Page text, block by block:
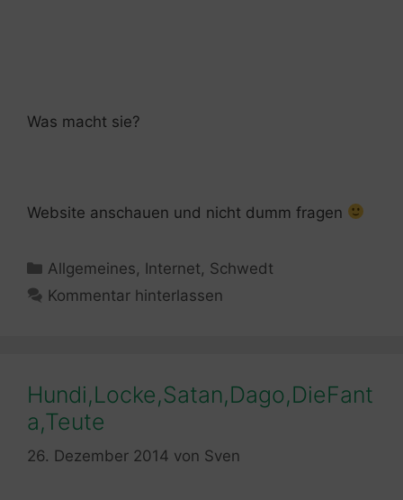
Was macht sie?
Website anschauen und nicht dumm fragen
Kategorien
Allgemeines, Internet, Schwedt
Kommentar hinterlassen
Hundi,Locke,Satan,Dago,DieFant
a,Teute
26. Dezember 2014 von Sven